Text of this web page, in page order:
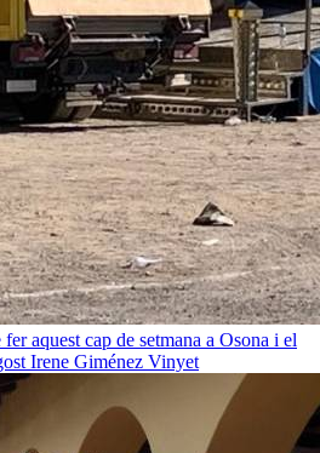
fer aquest cap de setmana a Osona i el
Irene Giménez Vinyet